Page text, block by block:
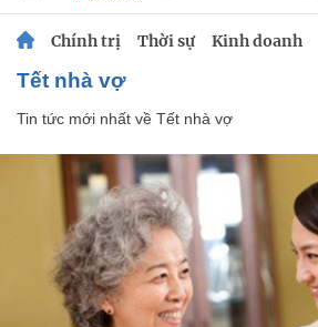
Chính trị Thời sự Kinh doanh
Tết nhà vợ
Tin tức mới nhất về Tết nhà vợ